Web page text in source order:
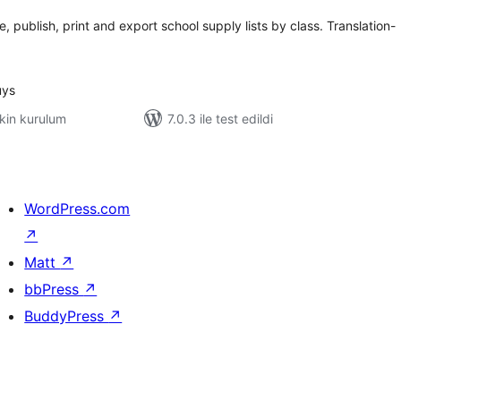
publish, print and export school supply lists by class. Translation-
kurulum
7.0.3 ile test edildi
WordPress.com
↗
Matt ↗
bbPress ↗
BuddyPress ↗